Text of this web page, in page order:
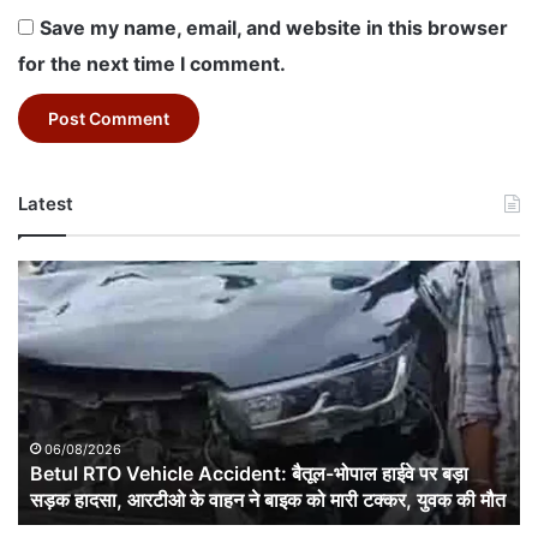
Save my name, email, and website in this browser
for the next time I comment.
Latest
Betul
RTO
Vehicle
Accident:
बैतूल-
भोपाल
पर
बड़ा
सड़क
हादसा,
06/08/2026
Betul RTO Vehicle Accident: बैतूल-भोपाल हाईवे पर बड़ा
सड़क हादसा, आरटीओ के वाहन ने बाइक को मारी टक्कर, युवक की मौत